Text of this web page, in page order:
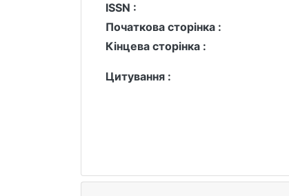
ISSN :
Початкова сторінка :
Кінцева сторінка :
Цитування :